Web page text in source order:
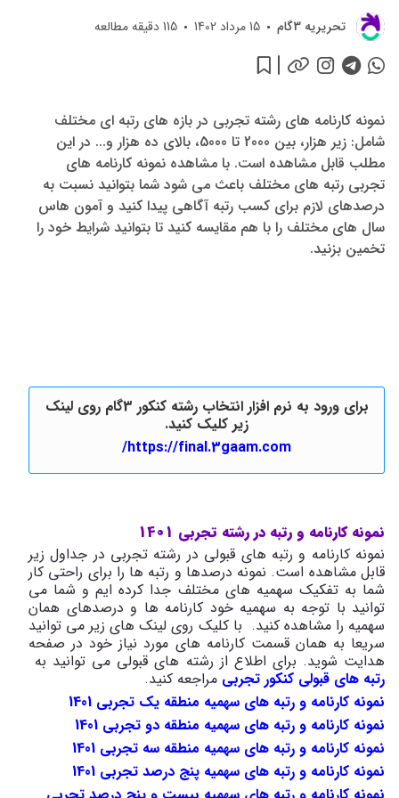
تحريريه 3گام 15 مرداد 1402 115دقیقه مطالعه
نمونه کارنامه های رشته تجربی در بازه های رتبه ای مختلف
شامل: زیر هزار، بین 2000 تا 5000، بالای ده هزار و... در این
مطلب قابل مشاهده است. با مشاهده نمونه کارنامه های
تجربی رتبه های مختلف باعث می شود شما بتوانید نسبت به
درصدهای لازم برای کسب رتبه آگاهی پیدا کنید و آمون هاس
سال های مختلف را با هم مقایسه کنید تا بتوانید شرایط خود را
تخمین بزنید.
برای ورود به نرم افزار انتخاب رشته کنکور 3گام روی لینک
زیر کلیک کنید.
https://final.3gaam.com/
نمونه کارنامه و رتبه در رشته تجربی 1401
نمونه کارنامه و رتبه های قبولی در رشته تجربی در جداول زیر
قابل مشاهده است. نمونه درصدها و رتبه ها را برای راحتی کار
شما به تفکیک سهمیه های مختلف جدا کرده ایم و شما می
توانید با توجه به سهمیه خود کارنامه ها و درصدهای همان
سهمیه را مشاهده کنید. با کلیک روی لینک های زیر می توانید
سریعا به همان قسمت کارنامه های مورد نیاز خود در صفحه
هدایت شوید. برای اطلاع از رشته های قبولی می توانید به
رتبه های قبولی کنکور تجربی مراجعه کنید.
نمونه کارنامه و رتبه های سهمیه منطقه یک تجربی 1401
نمونه کارنامه و رتبه های سهمیه منطقه دو تجربی 1401
نمونه کارنامه و رتبه های سهمیه منطقه سه تجربی 1401
نمونه کارنامه و رتبه های سهمیه پنج درصد تجربی 1401